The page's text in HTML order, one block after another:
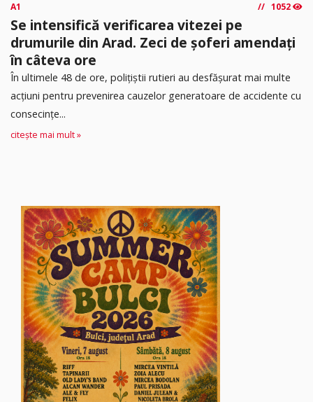
A1 1052
Se intensifică verificarea vitezei pe
drumurile din Arad. Zeci de șoferi amendați
în câteva ore
În ultimele 48 de ore, polițiștii rutieri au desfășurat mai multe
acțiuni pentru prevenirea cauzelor generatoare de accidente cu
consecințe...
citește mai mult »